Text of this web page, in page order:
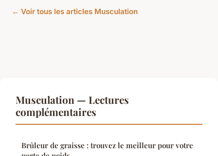
← Voir tous les articles Musculation
Musculation — Lectures
complémentaires
Brûleur de graisse : trouvez le meilleur pour votre